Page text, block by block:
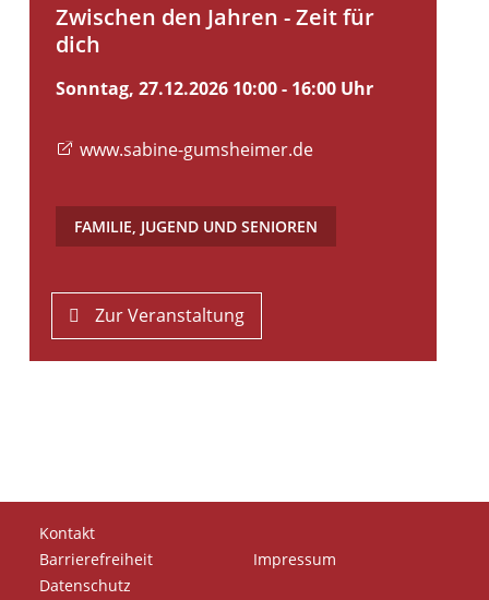
Zwischen den Jahren - Zeit für
dich
Sonntag, 27.12.2026 10:00 - 16:00 Uhr
www.sabine-gumsheimer.de
FAMILIE, JUGEND UND SENIOREN
Zur Veranstaltung
Kontakt
Barrierefreiheit
Impressum
Datenschutz